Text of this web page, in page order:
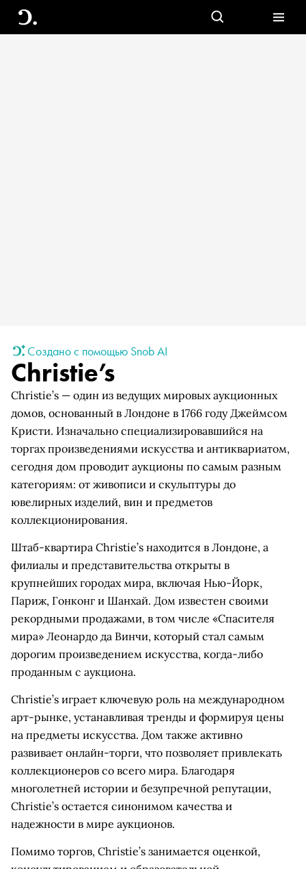
Создано с помощью Snob AI
Christie’s
Christie’s — один из ведущих мировых аукционных
домов, основанный в Лондоне в 1766 году Джеймсом
Кристи. Изначально специализировавшийся на
торгах произведениями искусства и антиквариатом,
сегодня дом проводит аукционы по самым разным
категориям: от живописи и скульптуры до
ювелирных изделий, вин и предметов
коллекционирования.
Штаб-квартира Christie’s находится в Лондоне, а
филиалы и представительства открыты в
крупнейших городах мира, включая Нью-Йорк,
Париж, Гонконг и Шанхай. Дом известен своими
рекордными продажами, в том числе «Спасителя
мира» Леонардо да Винчи, который стал самым
дорогим произведением искусства, когда-либо
проданным с аукциона.
Christie’s играет ключевую роль на международном
арт-рынке, устанавливая тренды и формируя цены
на предметы искусства. Дом также активно
развивает онлайн-торги, что позволяет привлекать
коллекционеров со всего мира. Благодаря
многолетней истории и безупречной репутации,
Christie’s остается синонимом качества и
надежности в мире аукционов.
Помимо торгов, Christie’s занимается оценкой,